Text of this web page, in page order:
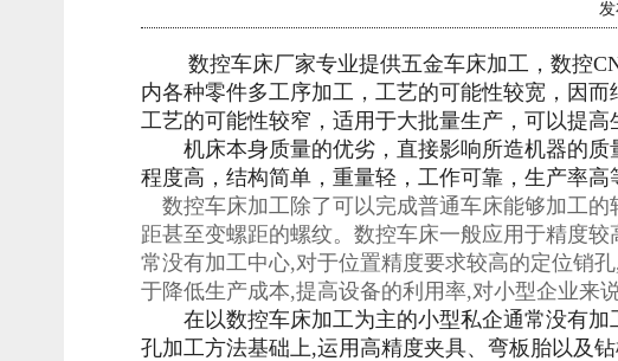
数控车床厂家专业提供五金车床加工，数控
内各种零件多工序加工，工艺的可能性较宽，因
工艺的可能性较窄，适用于大批量生产，可以提
机床本身质量的优劣，直接影响所造机器的质
程度高，结构简单，重量轻，工作可靠，生产率高
数控车床加工除了可以完成普通车床能够加工的
距甚至变螺距的螺纹。数控车床一般应用于精度
常没有加工中心,对于位置精度要求较高的定位销
于降低生产成本,提高设备的利用率,对小型企业来
在以数控车床加工为主的小型私企通常没有加
孔加工方法基础上,运用高精度夹具、弯板胎以及